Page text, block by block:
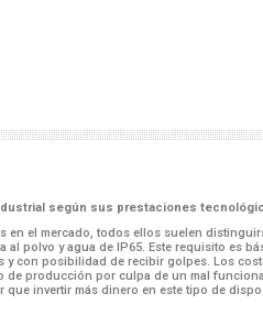
según sus prestaciones
en el mercado, todos ellos suelen
polvo y agua de IP65. Este requisito es
y con posibilidad de recibir golpes. Los
de producción por culpa de un mal
invertir más dinero en este tipo de